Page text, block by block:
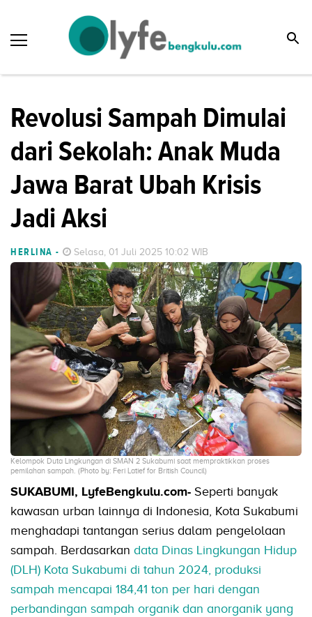
Revolusi Sampah Dimulai
dari Sekolah: Anak Muda
Jawa Barat Ubah Krisis
Jadi Aksi
HERLINA - Selasa, 01 Juli 2025 10:02 WIB
Kelompok Duta Lingkungan di SMAN 2 Sukabumi saat mempraktikkan proses
pemilahan sampah. (Photo by: Feri Latief for British Council)
SUKABUMI, LyfeBengkulu.com- Seperti banyak
kawasan urban lainnya di Indonesia, Kota Sukabumi
menghadapi tantangan serius dalam pengelolaan
sampah. Berdasarkan data Dinas Lingkungan Hidup
(DLH) Kota Sukabumi di tahun 2024, produksi
sampah mencapai 184,41 ton per hari dengan
perbandingan sampah organik dan anorganik yang